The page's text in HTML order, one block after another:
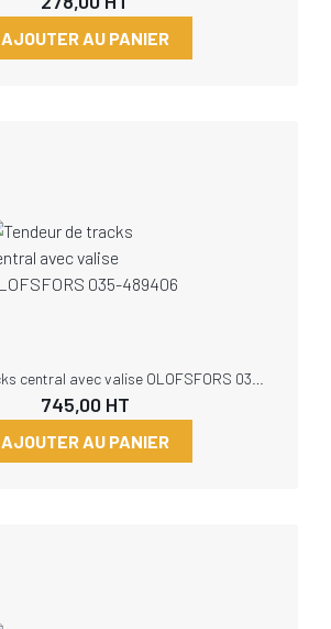
AJOUTER AU PANIER
745,00HT
AJOUTER AU PANIER